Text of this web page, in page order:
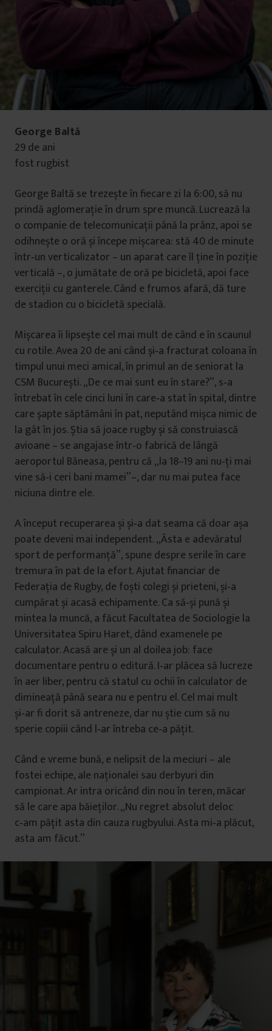
George Baltă
29 de ani
fost rugbist
George Baltă se trezește în fiecare zi la 6:00, să nu
prindă aglomeraţie în drum spre muncă. Lucrează la
o companie de telecomunicaţii până la prânz, apoi se
odihnește o oră și începe mișcarea: stă 40 de minute
într‑un verticalizator – un aparat care îl ţine în poziţie
verticală –, o jumătate de oră pe bicicletă, apoi face
exerciţii cu ganterele. Când e frumos afară, dă ture
de stadion cu o bicicletă specială.
Mișcarea îi lipsește cel mai mult de când e în scaunul
cu rotile. Avea 20 de ani când și‑a fracturat coloana în
timpul unui meci amical, în primul an de seniorat la
CSM București. „De ce mai sunt eu în stare?”, s‑a
întrebat în cele cinci luni în care‑a stat în spital, dintre
care șapte săptămâni în pat, neputând mișca nimic de
la gât în jos. Știa să joace rugby și să construiască
avioane – se angajase într‑o fabrică de lângă
aeroportul Băneasa, pentru că „la 18–19 ani nu‑ţi mai
vine să‑i ceri bani mamei”–, dar nu mai putea face
niciuna dintre ele.
A început recuperarea și și‑a dat seama că doar așa
poate deveni mai independent. „Ăsta e adevăratul
sport de performanţă”, spune despre serile în care
tremura în pat de la efort. Ajutat financiar de
Federaţia de Rugby, de foști colegi și prieteni, și‑a
cumpărat și acasă echipamente. Ca să‑și pună și
mintea la muncă, a făcut Facultatea de Sociologie la
Universitatea Spiru Haret, dând examenele pe
calculator. Acasă are și un al doilea job: face
documentare pentru o editură. I‑ar plăcea să lucreze
în aer liber, pentru că statul cu ochii în calculator de
dimineaţă până seara nu e pentru el. Cel mai mult
și‑ar fi dorit să antreneze, dar nu știe cum să nu
sperie copiii când l‑ar întreba ce‑a păţit.
Când e vreme bună, e nelipsit de la meciuri – ale
fostei echipe, ale naţionalei sau derbyuri din
campionat. Ar intra oricând din nou în teren, măcar
să le care apa băieţilor. „Nu regret absolut deloc
c‑am păţit asta din cauza rugbyului. Asta mi‑a plăcut,
asta am făcut.”